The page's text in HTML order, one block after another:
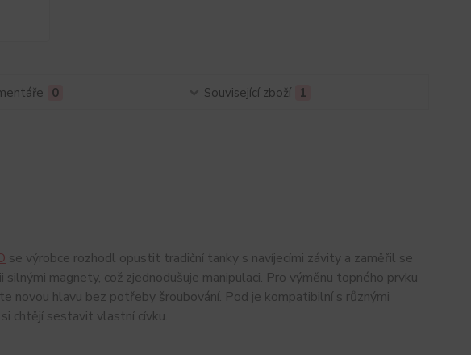
0 Související zboží 1
se výrobce rozhodl opustit tradiční tanky s navíjecími závity a zaměřil se
magnety, což zjednodušuje manipulaci. Pro výměnu topného prvku
novou hlavu bez potřeby šroubování. Pod je kompatibilní s různými
chtějí sestavit vlastní cívku.